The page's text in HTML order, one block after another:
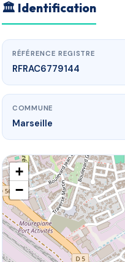
🏛 Identification
RÉFÉRENCE REGISTRE
RFRAC6779144
COMMUNE
Marseille
+
−